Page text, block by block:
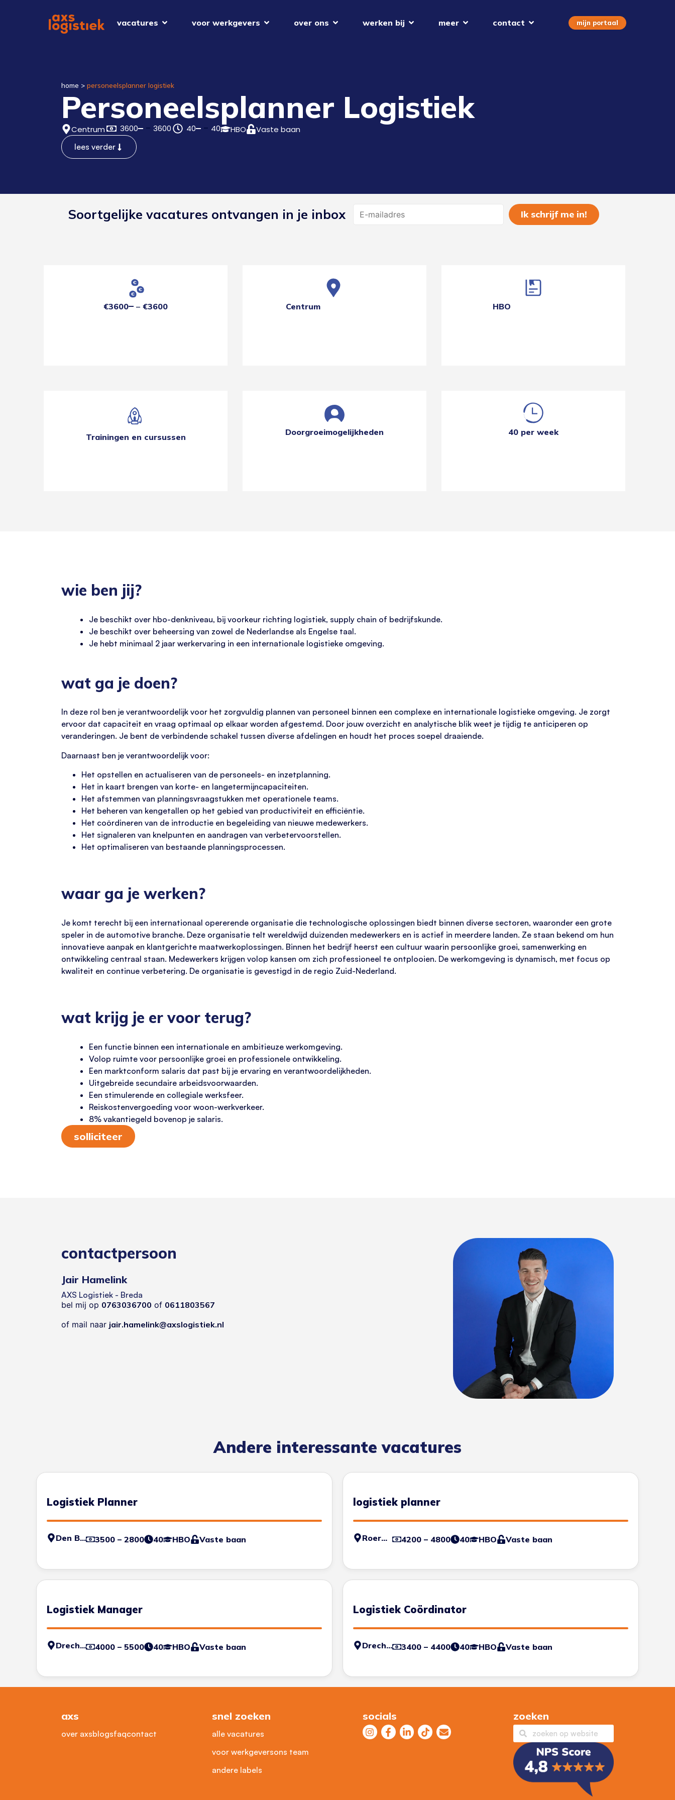
vacatures voor werkgevers over ons werken bij meer contact mijn portaal
home > personeelsplanner logistiek
Personeelsplanner Logistiek
Centrum 3600 3600 40 40 HBO Vaste baan
lees verder
Soortgelijke vacatures ontvangen in je inbox
€3600 €3600 Centrum HBO
Trainingen en cursussen Doorgroeimogelijkheden 40 per week
wie ben jij?
Je beschikt over hbo-denkniveau, bij voorkeur richting logistiek, supply chain of bedrijfskunde.
Je beschikt over beheersing van zowel de Nederlandse als Engelse taal.
Je hebt minimaal 2 jaar werkervaring in een internationale logistieke omgeving.
wat ga je doen?
In deze rol ben je verantwoordelijk voor het zorgvuldig plannen van personeel binnen een complexe en internationale logistieke omgeving. Je zorgt
ervoor dat capaciteit en vraag optimaal op elkaar worden afgestemd. Door jouw overzicht en analytische blik weet je tijdig te anticiperen op
veranderingen. Je bent de verbindende schakel tussen diverse afdelingen en houdt het proces soepel draaiende.
Daarnaast ben je verantwoordelijk voor:
Het opstellen en actualiseren van de personeels- en inzetplanning.
Het in kaart brengen van korte- en langetermijncapaciteiten.
Het afstemmen van planningsvraagstukken met operationele teams.
Het beheren van kengetallen op het gebied van productiviteit en efficiëntie.
Het coördineren van de introductie en begeleiding van nieuwe medewerkers.
Het signaleren van knelpunten en aandragen van verbetervoorstellen.
Het optimaliseren van bestaande planningsprocessen.
waar ga je werken?
Je komt terecht bij een internationaal opererende organisatie die technologische oplossingen biedt binnen diverse sectoren, waaronder een grote
speler in de automotive branche. Deze organisatie telt wereldwijd duizenden medewerkers en is actief in meerdere landen. Ze staan bekend om hun
innovatieve aanpak en klantgerichte maatwerkoplossingen. Binnen het bedrijf heerst een cultuur waarin persoonlijke groei, samenwerking en
ontwikkeling centraal staan. Medewerkers krijgen volop kansen om zich professioneel te ontplooien. De werkomgeving is dynamisch, met focus op
kwaliteit en continue verbetering. De organisatie is gevestigd in de regio Zuid-Nederland.
wat krijg je er voor terug?
Een functie binnen een internationale en ambitieuze werkomgeving.
Volop ruimte voor persoonlijke groei en professionele ontwikkeling.
Een marktconform salaris dat past bij je ervaring en verantwoordelijkheden.
Uitgebreide secundaire arbeidsvoorwaarden.
Een stimulerende en collegiale werksfeer.
Reiskostenvergoeding voor woon-werkverkeer.
8% vakantiegeld bovenop je salaris.
solliciteer
contactpersoon
Jair Hamelink
AXS Logistiek - Breda
bel mij op 0763036700 of 0611803567
of mail naar jair.hamelink@axslogistiek.nl
Andere interessante vacatures
Logistiek Planner
Den Bosch 3500 – 2800 40 HBO Vaste baan
logistiek planner
Roermond 4200 – 4800 40 HBO Vaste baan
Logistiek Manager
Drechtsteden 4000 – 5500 40 HBO Vaste baan
Logistiek Coördinator
Drechtsteden 3400 – 4400 40 HBO Vaste baan
axs
over axsblogsfaqcontact
snel zoeken
alle vacatures
voor werkgeversons team
andere labels
socials zoeken